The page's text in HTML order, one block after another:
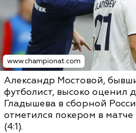
www.championat.com
Александр Мостовой,
футболист, высоко оценил
Гладышева в сборной
отметился покером в
(4:1).